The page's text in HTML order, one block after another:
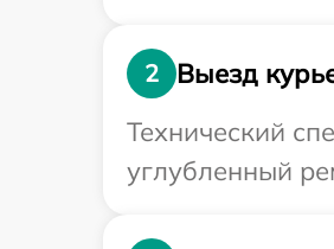
2
Выезд
Технический
углубленный